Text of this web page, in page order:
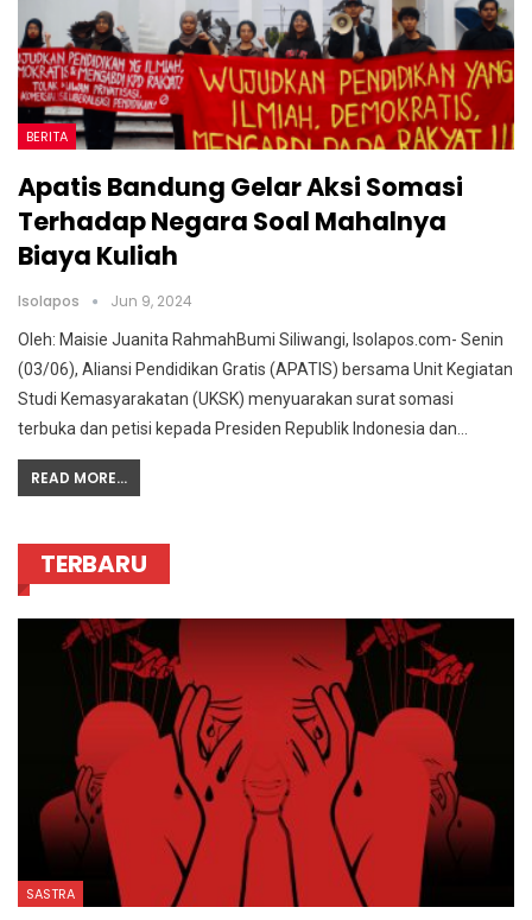
BERITA
Apatis Bandung Gelar Aksi Somasi
Terhadap Negara Soal Mahalnya
Biaya Kuliah
Isolapos Jun 9, 2024
Oleh: Maisie Juanita RahmahBumi Siliwangi, Isolapos.com- Senin
(03/06), Aliansi Pendidikan Gratis (APATIS) bersama Unit Kegiatan
Studi Kemasyarakatan (UKSK) menyuarakan surat somasi
terbuka dan petisi kepada Presiden Republik Indonesia dan
READ MORE...
TERBARU
SASTRA